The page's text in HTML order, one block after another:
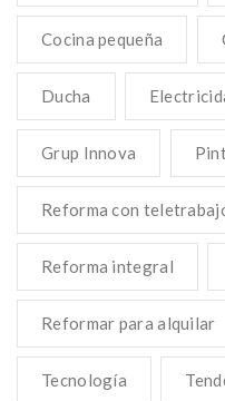
Cocina pequeña
Ducha
Grup Innova
Reforma con
Reforma integral
Reformar para alquilar
Tecnología